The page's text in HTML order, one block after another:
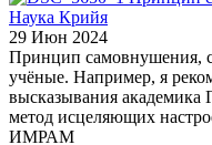
Наука Крийя
29 Июн 2024
Принцип самовнушения,
учёные. Например, я
высказывания академика
метод исцеляющих
ИМРАМ